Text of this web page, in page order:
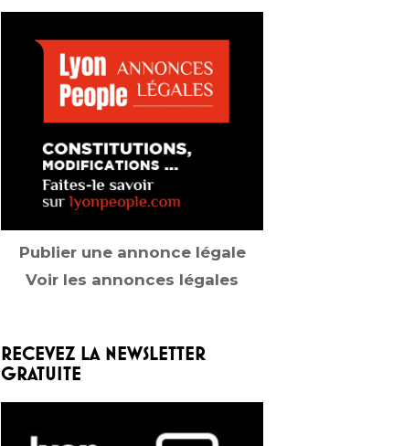
Publier une annonce légale
Voir les annonces légales
RECEVEZ LA NEWSLETTER
GRATUITE